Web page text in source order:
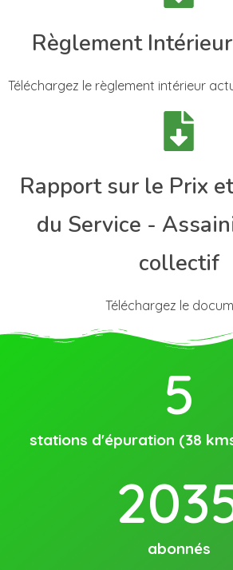
Règlement
Téléchargez le règlement intérieur
Rapport sur le Prix
du Service -
collectif
Téléchargez le
stations d'épuration (38
5
abonnés